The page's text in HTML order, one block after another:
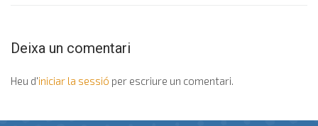
Deixa un comentari
Heu d'iniciar la sessió per escriure un comentari.